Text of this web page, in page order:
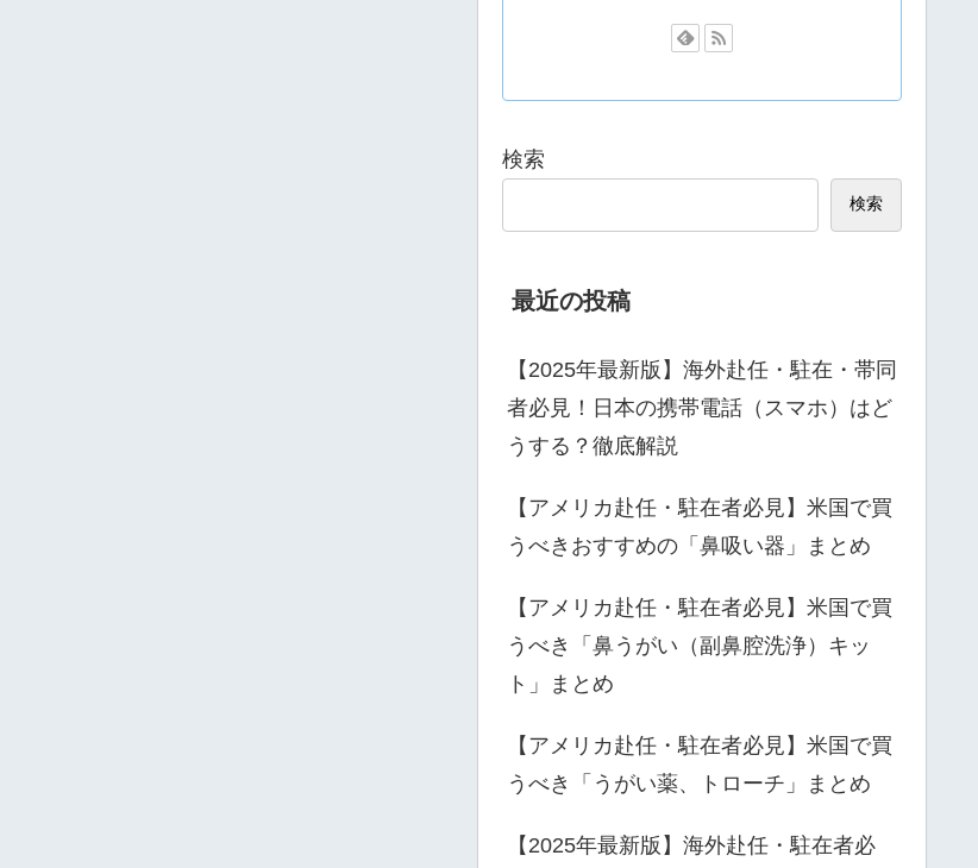
検索
検索
最近の投稿
【2025年最新版】海外赴任・駐在・帯同
者必見！日本の携帯電話（スマホ）はど
うする？徹底解説
【アメリカ赴任・駐在者必見】米国で買
うべきおすすめの「鼻吸い器」まとめ
【アメリカ赴任・駐在者必見】米国で買
うべき「鼻うがい（副鼻腔洗浄）キッ
ト」まとめ
【アメリカ赴任・駐在者必見】米国で買
うべき「うがい薬、トローチ」まとめ
【2025年最新版】海外赴任・駐在者必